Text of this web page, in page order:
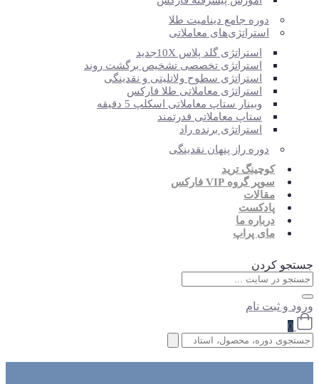
دوره جامع دینامیت طلا
استراتژی‌‎های معاملاتی
استراتژی گلد پلاس 10X
جدید
استراتژی تخصصی تشخیص برگشت روند
استراتژی سطوح ولاتلیتی و نقدینگی
استراتژی معاملاتی طلا فارکس
وبینار ستاپ معاملاتی اسکلپ 5 دقیقه
ستاپ معاملاتی قدرتمند
استراتژی برنده راد
دوره راز پنهان نقدینگی
کوچینگ ترید
سوپر گروه VIP فارکس
مقالات
پادکست
درباره ما
مای پراپ
جستجو کردن
ورود و ثبت نام
0